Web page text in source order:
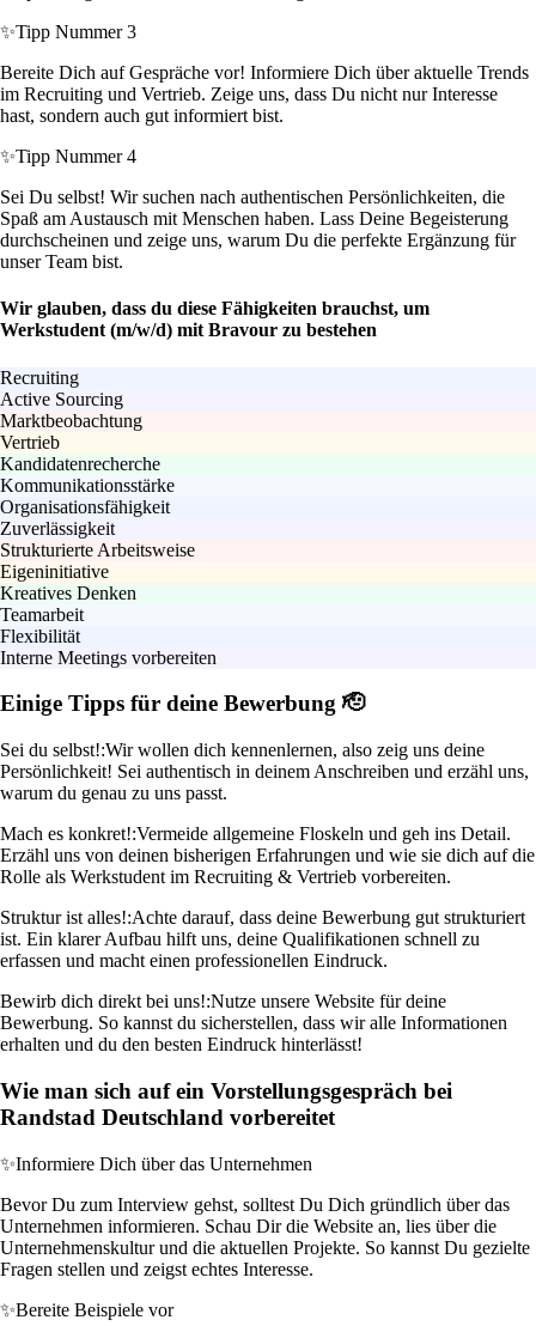
✨Tipp Nummer 3
Bereite Dich auf Gespräche vor! Informiere Dich über aktuelle Trends
im Recruiting und Vertrieb. Zeige uns, dass Du nicht nur Interesse
hast, sondern auch gut informiert bist.
✨Tipp Nummer 4
Sei Du selbst! Wir suchen nach authentischen Persönlichkeiten, die
Spaß am Austausch mit Menschen haben. Lass Deine Begeisterung
durchscheinen und zeige uns, warum Du die perfekte Ergänzung für
unser Team bist.
Wir glauben, dass du diese Fähigkeiten brauchst, um
Werkstudent (m/w/d) mit Bravour zu bestehen
Recruiting
Active Sourcing
Marktbeobachtung
Vertrieb
Kandidatenrecherche
Kommunikationsstärke
Organisationsfähigkeit
Zuverlässigkeit
Strukturierte Arbeitsweise
Eigeninitiative
Kreatives Denken
Teamarbeit
Flexibilität
Interne Meetings vorbereiten
Einige Tipps für deine Bewerbung 🫡
Sei du selbst!:Wir wollen dich kennenlernen, also zeig uns deine
Persönlichkeit! Sei authentisch in deinem Anschreiben und erzähl uns,
warum du genau zu uns passt.
Mach es konkret!:Vermeide allgemeine Floskeln und geh ins Detail.
Erzähl uns von deinen bisherigen Erfahrungen und wie sie dich auf die
Rolle als Werkstudent im Recruiting & Vertrieb vorbereiten.
Struktur ist alles!:Achte darauf, dass deine Bewerbung gut strukturiert
ist. Ein klarer Aufbau hilft uns, deine Qualifikationen schnell zu
erfassen und macht einen professionellen Eindruck.
Bewirb dich direkt bei uns!:Nutze unsere Website für deine
Bewerbung. So kannst du sicherstellen, dass wir alle Informationen
erhalten und du den besten Eindruck hinterlässt!
Wie man sich auf ein Vorstellungsgespräch bei
Randstad Deutschland vorbereitet
✨Informiere Dich über das Unternehmen
Bevor Du zum Interview gehst, solltest Du Dich gründlich über das
Unternehmen informieren. Schau Dir die Website an, lies über die
Unternehmenskultur und die aktuellen Projekte. So kannst Du gezielte
Fragen stellen und zeigst echtes Interesse.
✨Bereite Beispiele vor